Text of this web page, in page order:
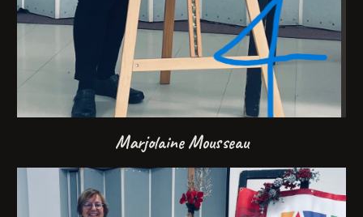
Marjolaine Mousseau